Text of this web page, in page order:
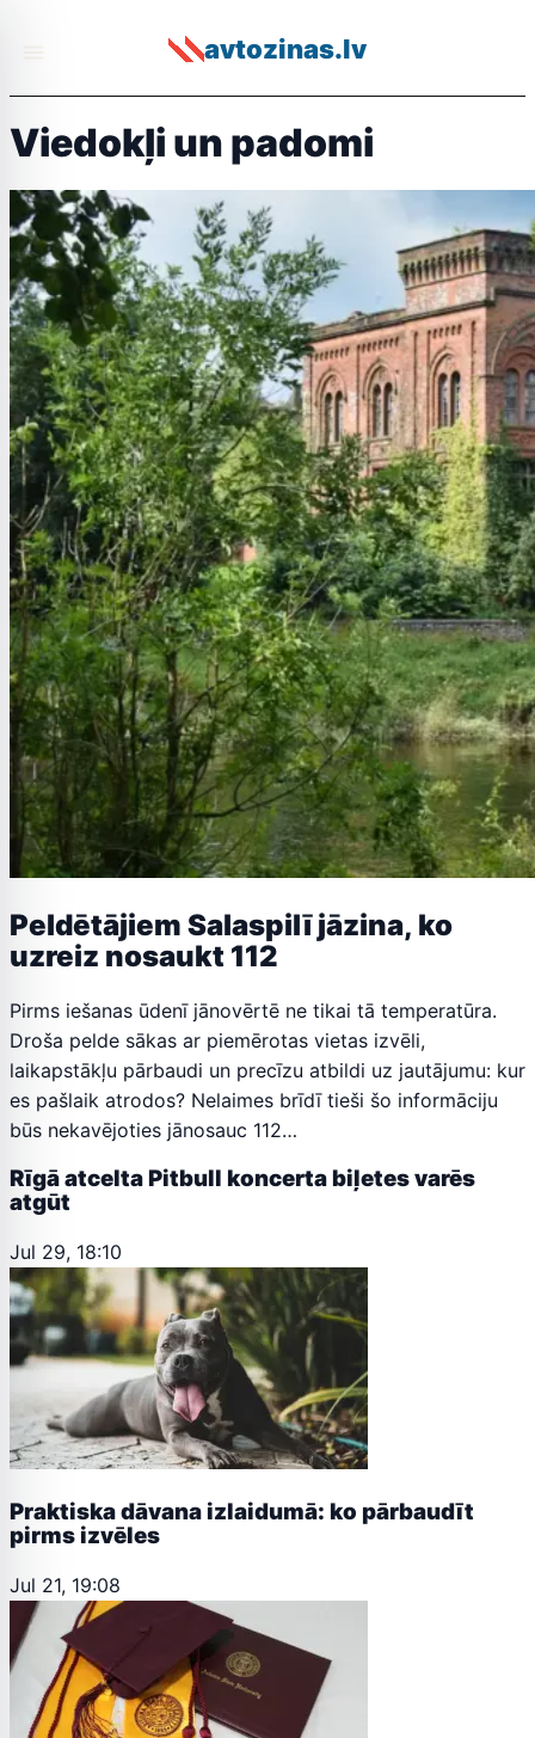
avtozinas.lv
Viedokļi un padomi
Peldētājiem Salaspilī jāzina, ko
uzreiz nosaukt 112
Pirms iešanas ūdenī jānovērtē ne tikai tā temperatūra.
Droša pelde sākas ar piemērotas vietas izvēli,
laikapstākļu pārbaudi un precīzu atbildi uz jautājumu: kur
es pašlaik atrodos? Nelaimes brīdī tieši šo informāciju
būs nekavējoties jānosauc 112…
Rīgā atcelta Pitbull koncerta biļetes varēs
atgūt
Jul 29, 18:10
Praktiska dāvana izlaidumā: ko pārbaudīt
pirms izvēles
Jul 21, 19:08